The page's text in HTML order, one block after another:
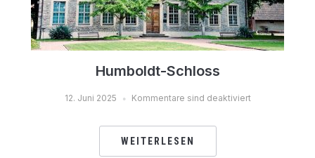
Humboldt-Schloss
12. Juni 2025 Kommentare sind deaktiviert
WEITERLESEN